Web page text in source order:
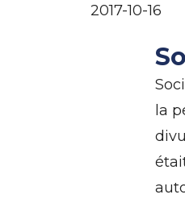
2017-10-16
la